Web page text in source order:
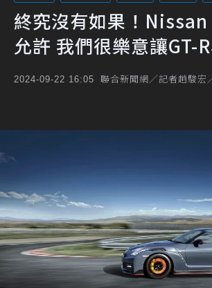
終究沒有如果！Nissan
允許 我們很樂意讓GT-
2024-09-22 16:05 聯合新聞網／記者趙駿宏